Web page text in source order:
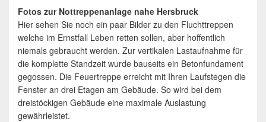
Fotos zur Nottreppenanlage nahe Hersbruck
Hier sehen Sie noch ein paar Bilder zu den Fluchttreppen
welche im Ernstfall Leben retten sollen, aber hoffentlich
niemals gebraucht werden. Zur vertikalen Lastaufnahme für
die komplette Standzeit wurde bauseits ein Betonfundament
gegossen. Die Feuertreppe erreicht mit Ihren Laufstegen die
Fenster an drei Etagen am Gebäude. So wird bei dem
dreistöckigen Gebäude eine maximale Auslastung
gewährleistet.